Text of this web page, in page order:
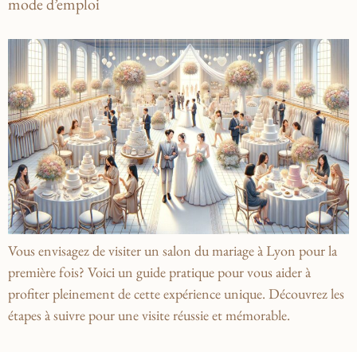
Vous envisagez de visiter un salon du mariage à Lyon pour la
première fois? Voici un guide pratique pour vous aider à
profiter pleinement de cette expérience unique. Découvrez les
étapes à suivre pour une visite réussie et mémorable.